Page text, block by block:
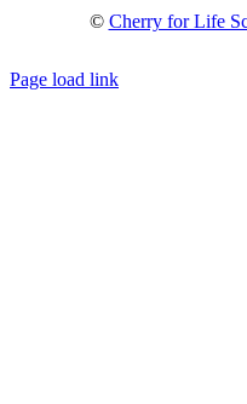
© Cherry for Life
Page load link